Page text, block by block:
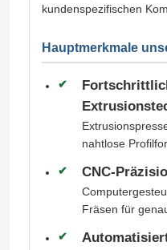
kundenspezifischen
Hauptmerkmale
nahtlose
CNC-
Fräsen für